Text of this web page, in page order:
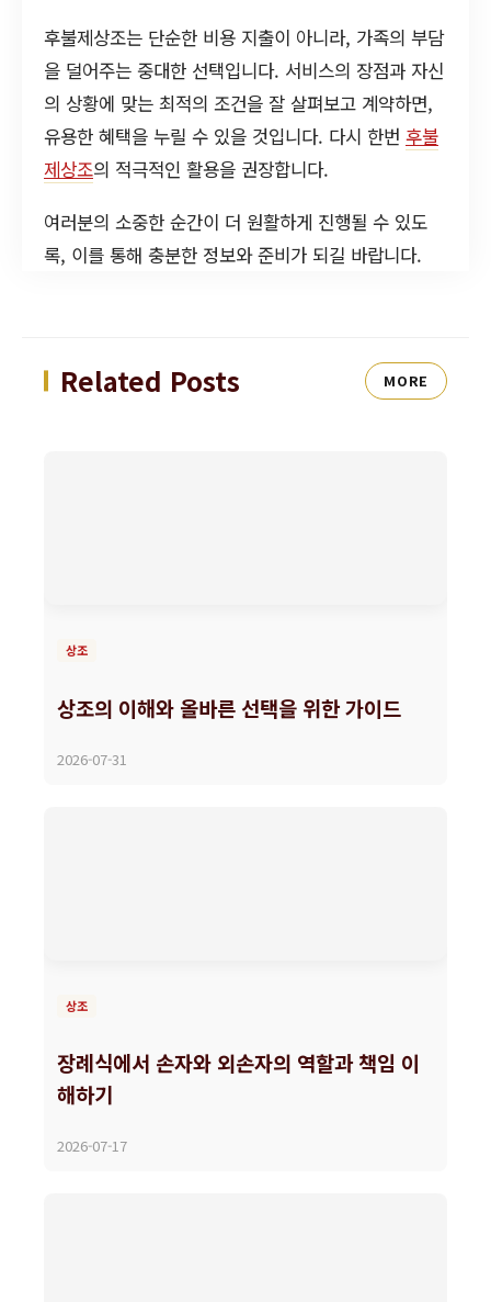
후불제상조는 단순한 비용 지출이 아니라, 가족의 부담
을 덜어주는 중대한 선택입니다. 서비스의 장점과 자신
의 상황에 맞는 최적의 조건을 잘 살펴보고 계약하면,
유용한 혜택을 누릴 수 있을 것입니다. 다시 한번 후불
제상조의 적극적인 활용을 권장합니다.
여러분의 소중한 순간이 더 원활하게 진행될 수 있도
록, 이를 통해 충분한 정보와 준비가 되길 바랍니다.
Related Posts MORE
상조
상조의 이해와 올바른 선택을 위한 가이드
2026-07-31
상조
장례식에서 손자와 외손자의 역할과 책임 이
해하기
2026-07-17